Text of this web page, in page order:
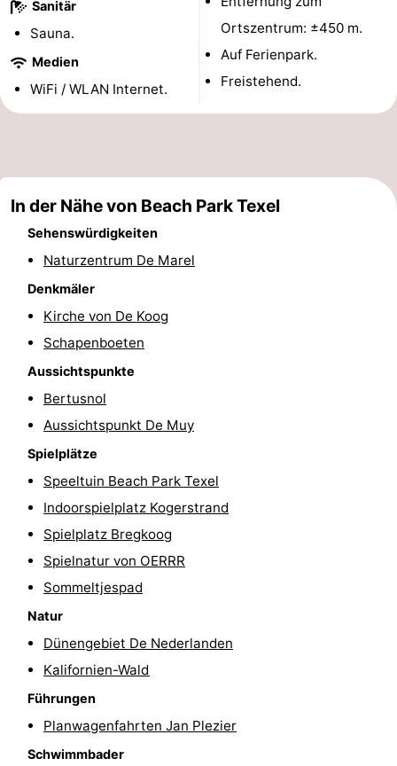
Medizin
Adressen
Region
Watteninseln
Ameland
Terschelling
Vlieland
Nordholland
Natur
Schoorlse
Duinen
Bergen
Zee
Bergen
Alkmaar
Egmond
aan
Noordhollands
aan
Natur
Kennermerland
Amsterdam
Haarlem
Sanitär
Sauna.
Medien
WiFi / WLAN Internet.
Ortszentrum: ±450 m.
Auf Ferienpark.
Freistehend.
In der Nähe von Beach Park Texel
Sehenswürdigkeiten
Naturzentrum De Marel
Denkmäler
Kirche von De Koog
Schapenboeten
Aussichtspunkte
Bertusnol
Aussichtspunkt De Muy
Spielplätze
Speeltuin Beach Park Texel
Indoorspielplatz Kogerstrand
Spielplatz Bregkoog
Spielnatur von OERRR
Sommeltjespad
Natur
Dünengebiet De Nederlanden
Kalifornien-Wald
Führungen
Planwagenfahrten Jan Plezier
Schwimmbader